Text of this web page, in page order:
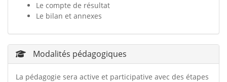
Le compte de résultat
Le bilan et annexes
Modalités pédagogiques
La pédagogie sera active et participative avec des étapes